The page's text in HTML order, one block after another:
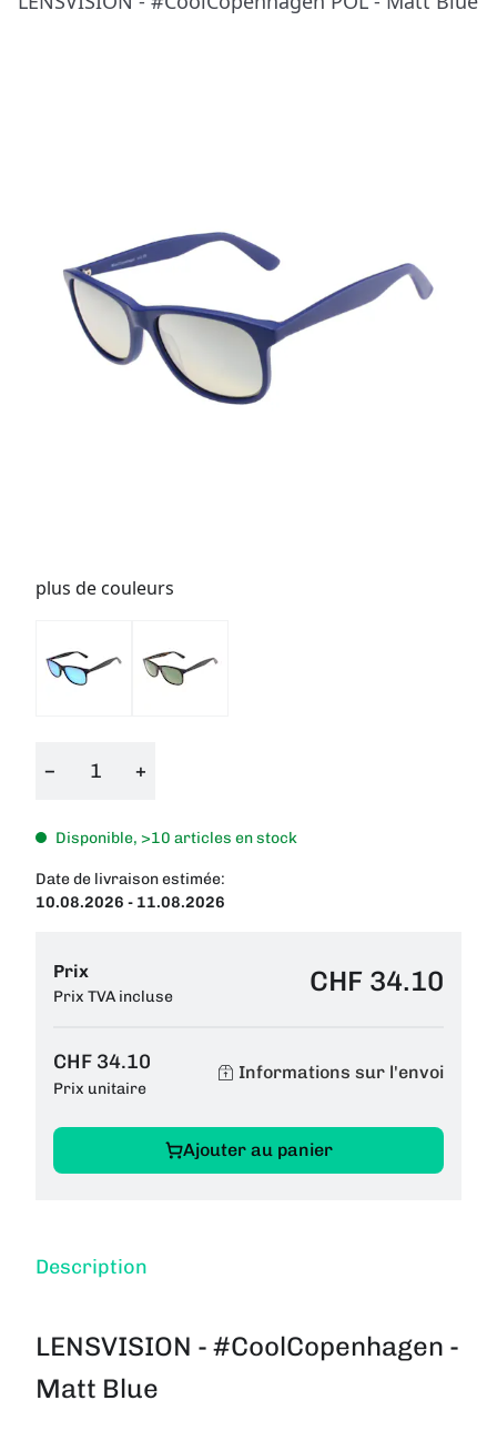
plus de couleurs
− +
Disponible, >10 articles en stock
Date de livraison estimée:
10.08.2026 - 11.08.2026
Prix
Prix TVA incluse CHF 34.10
CHF 34.10
Prix unitaire
Informations sur l'envoi
Ajouter au panier
Description
LENSVISION - #CoolCopenhagen -
Matt Blue